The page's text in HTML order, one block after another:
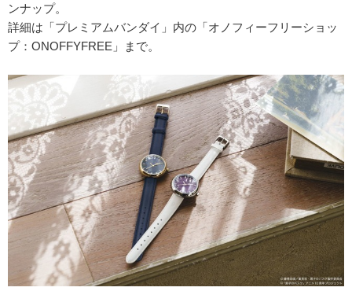
ンナップ。
詳細は「プレミアムバンダイ」内の「オノフィーフリーショッ
プ：ONOFFYFREE」まで。